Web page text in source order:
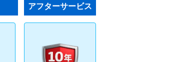
アフターサービス